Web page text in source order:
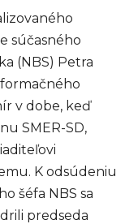
súčasného
(NBS) Petra
v dobe, keď
SMER-SD,
K odsúdeniu
šéfa NBS sa
predseda